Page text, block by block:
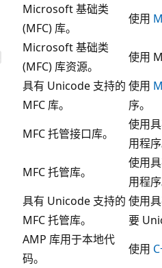
Microsoft 基础类
(MFC) 库。
使用
Microsoft 基础类
(MFC) 库资源。
使用
具有 Unicode 支持的
MFC 库。
使用
序。
MFC 托管接口库。
使用
用程序
MFC 托管库。
使用
用程序
具有 Unicode 支持的
MFC 托管库。
使用
要
AMP 库用于本地代
码。
使用